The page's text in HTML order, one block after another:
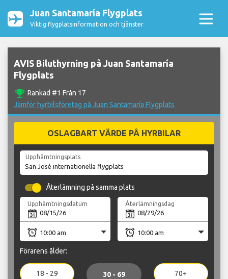
Juan Santamaría Flygplats
Viktig flygplatsinformation och tjänster
AVIS Biluthyrning på Juan Santamaría
Flygplats
emoji_events Rankad #1 Från 17
Jämför hyrbilsföretag på Juan Santamaría Flygplats
OSLAGBART VÄRDE PÅ HYRBILAR
Upphämtningsplats
Återlämning på samma plats
Upphämtningsdatum Återlämningsdag
Förarens ålder:
18 - 29 30 - 69 70+